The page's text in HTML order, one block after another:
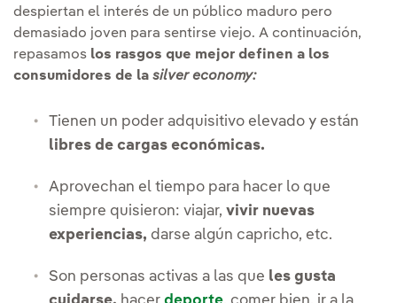
despiertan el interés de un público maduro pero
demasiado joven para sentirse viejo. A continuación,
repasamos los rasgos que mejor definen a los
consumidores de la silver economy:
Tienen un poder adquisitivo elevado y están
libres de cargas económicas.
Aprovechan el tiempo para hacer lo que
siempre quisieron: viajar, vivir nuevas
experiencias, darse algún capricho, etc.
Son personas activas a las que les gusta